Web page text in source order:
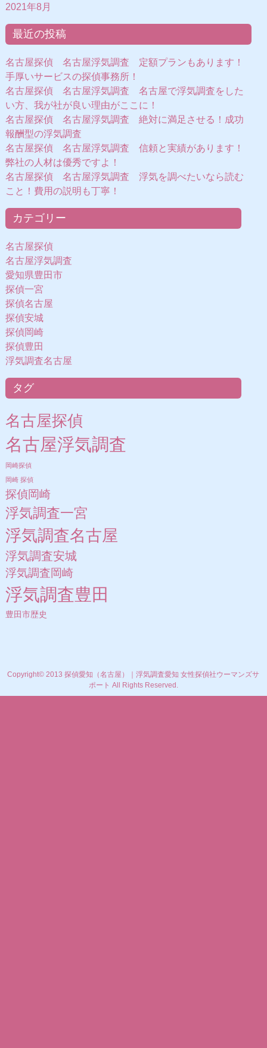
2021年8月
最近の投稿
名古屋探偵 名古屋浮気調査 定額プランもあります！
手厚いサービスの探偵事務所！
名古屋探偵 名古屋浮気調査 名古屋で浮気調査をした
い方、我が社が良い理由がここに！
名古屋探偵 名古屋浮気調査 絶対に満足させる！成功
報酬型の浮気調査
名古屋探偵 名古屋浮気調査 信頼と実績があります！
弊社の人材は優秀ですよ！
名古屋探偵 名古屋浮気調査 浮気を調べたいなら読む
こと！費用の説明も丁寧！
カテゴリー
名古屋探偵
名古屋浮気調査
愛知県豊田市
探偵一宮
探偵名古屋
探偵安城
探偵岡崎
探偵豊田
浮気調査名古屋
タグ
名古屋探偵
名古屋浮気調査
岡崎探偵
岡崎 探偵
探偵岡崎
浮気調査一宮
浮気調査名古屋
浮気調査安城
浮気調査岡崎
浮気調査豊田
豊田市歴史
Copyright© 2013 探偵愛知（名古屋）｜浮気調査愛知 女性探偵社ウーマンズサ
ポート All Rights Reserved.